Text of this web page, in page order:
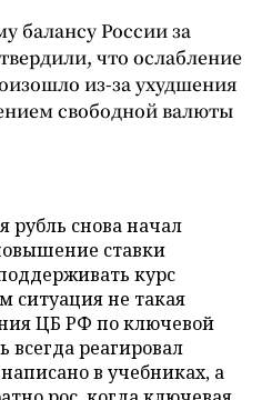
балансу России за
что ослабление
из-за ухудшения
свободной валюты
рубль снова начал
ставки
курс
ситуация не такая
ЦБ РФ по ключевой
всегда реагировал
в учебниках, а